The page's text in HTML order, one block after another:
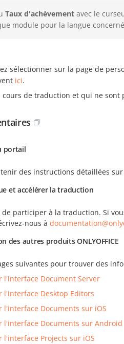
Taux d'achèvement avec le
module pour la langue
sélectionner sur la page de
ici.
de traduction et qui ne sont
portail
des instructions détaillées
et accélérer la traduction
participer à la traduction. Si
nous à
des autres produits ONLYOFFICE
suivantes pour trouver des
l'interface Document Server
l'interface Desktop Editors
l'interface Documents sur iOS
l'interface Documents sur Android
Projects sur iOS